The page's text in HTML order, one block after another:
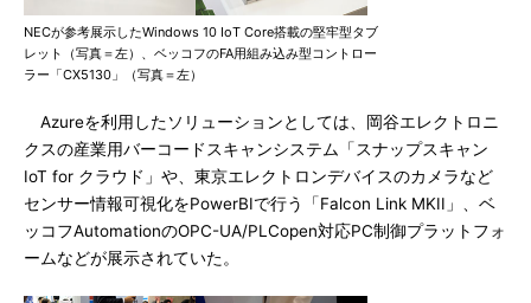
NECが参考展示したWindows 10 IoT Core搭載の堅牢型タブ
レット（写真＝左）、ベッコフのFA用組み込み型コントロー
ラー「CX5130」（写真＝左）
Azureを利用したソリューションとしては、岡谷エレクトロニ
クスの産業用バーコードスキャンシステム「スナップスキャン
IoT for クラウド」や、東京エレクトロンデバイスのカメラなど
センサー情報可視化をPowerBIで行う「Falcon Link MKII」、ベ
ッコフAutomationのOPC-UA/PLCopen対応PC制御プラットフォ
ームなどが展示されていた。